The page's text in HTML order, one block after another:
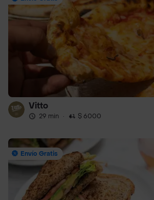
Vitto
29 min · $ 6000
Envío Gratis